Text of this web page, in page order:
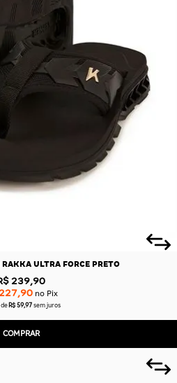
ULTRA FORCE PRETO
239,90
no Pix
de R$ 59,97 sem juros
COMPRAR